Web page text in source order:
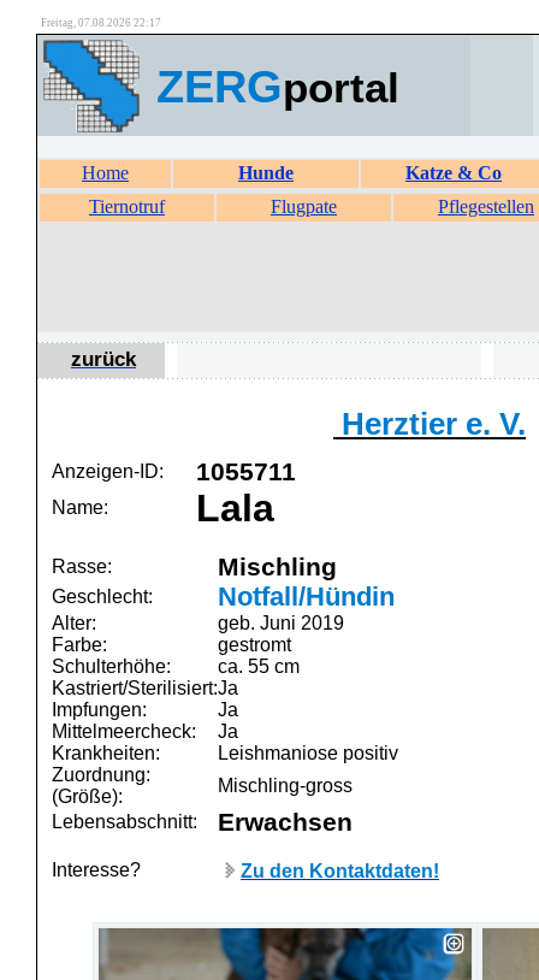
Freitag, 07.08.2026 22:17
ZERGportal
Home Hunde
Katze & Co
Tiernotruf
Flugpate Pflegestellen
zurück
Herztier e. V.
Anzeigen-ID: 1055711
Name: Lala
Rasse: Mischling
Geschlecht: Notfall/Hündin
Alter:
geb. Juni 2019
Farbe:
gestromt
Schulterhöhe:
ca. 55 cm
Kastriert/Sterilisiert:Ja
Impfungen:
Ja
Mittelmeercheck:
Ja
Krankheiten:
Leishmaniose positiv
Zuordnung:
(Größe):
Mischling-gross
Lebensabschnitt:
Erwachsen
Interesse? Zu den Kontaktdaten!